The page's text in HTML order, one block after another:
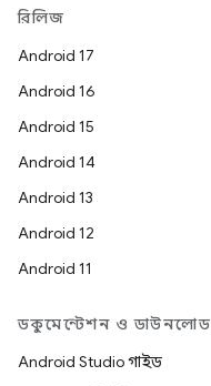
রিলিজ
Android 17
Android 16
Android 15
Android 14
Android 13
Android 12
Android 11
ডকুমেন্টেশন ও ডাউনলোড
Android Studio গাইড